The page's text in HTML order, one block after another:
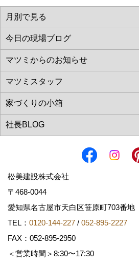
松美建設株式会社
〒468-0044
愛知県名古屋市天白区笹原町703番地
TEL： 0120-144-227 / 052-895-2227
FAX：052-895-2950
＜営業時間＞8:30〜17:30